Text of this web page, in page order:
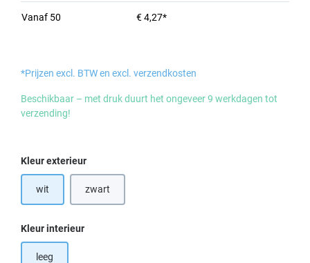
Vanaf 50 € 4,27*
*Prijzen excl. BTW en excl. verzendkosten
Beschikbaar – met druk duurt het ongeveer 9 werkdagen tot
verzending!
Selecteer
Kleur exterieur
wit zwart
Selecteer
Kleur interieur
leeg